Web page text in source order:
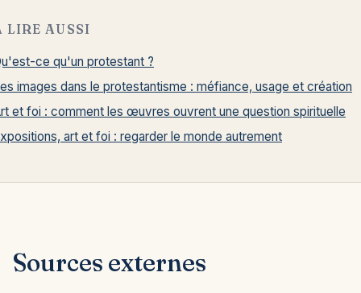
LIRE AUSSI
ce qu'un protestant ?
images dans le protestantisme : méfiance, usage et création
et foi : comment les œuvres ouvrent une question spirituelle
art et foi : regarder le monde autrement
Sources externes